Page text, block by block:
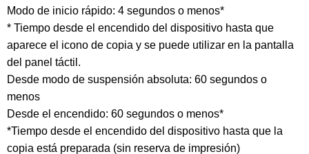
Modo de inicio rápido: 4 segundos o menos*
* Tiempo desde el encendido del dispositivo hasta que
aparece el icono de copia y se puede utilizar en la pantalla
del panel táctil.
Desde modo de suspensión absoluta: 60 segundos o
menos
Desde el encendido: 60 segundos o menos*
*Tiempo desde el encendido del dispositivo hasta que la
copia está preparada (sin reserva de impresión)